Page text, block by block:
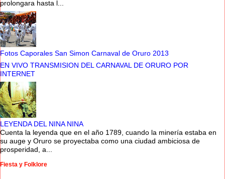
prolongara hasta l...
Fotos Caporales San Simon Carnaval de Oruro 2013
EN VIVO TRANSMISION DEL CARNAVAL DE ORURO POR
INTERNET
LEYENDA DEL NINA NINA
Cuenta la leyenda que en el año 1789, cuando la minería estaba en
su auge y Oruro se proyectaba como una ciudad ambiciosa de
prosperidad, a...
Fiesta y Folklore